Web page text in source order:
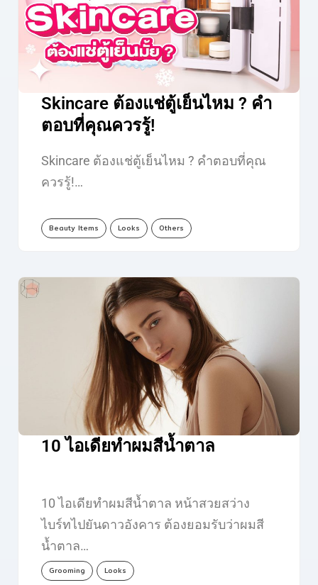
Skincare ต้องแช่ตู้เย็นไหม ? คำ
ตอบที่คุณควรรู้!
Skincare ต้องแช่ตู้เย็นไหม ? คำตอบที่คุณ
ควรรู้!…
Beauty Items Looks Others
10 ไอเดียทำผมสีน้ำตาล
10 ไอเดียทำผมสีน้ำตาล หน้าสวยสว่าง
ไบร์ทไปยันดาวอังคาร ต้องยอมรับว่าผมสี
น้ำตาล…
Grooming Looks